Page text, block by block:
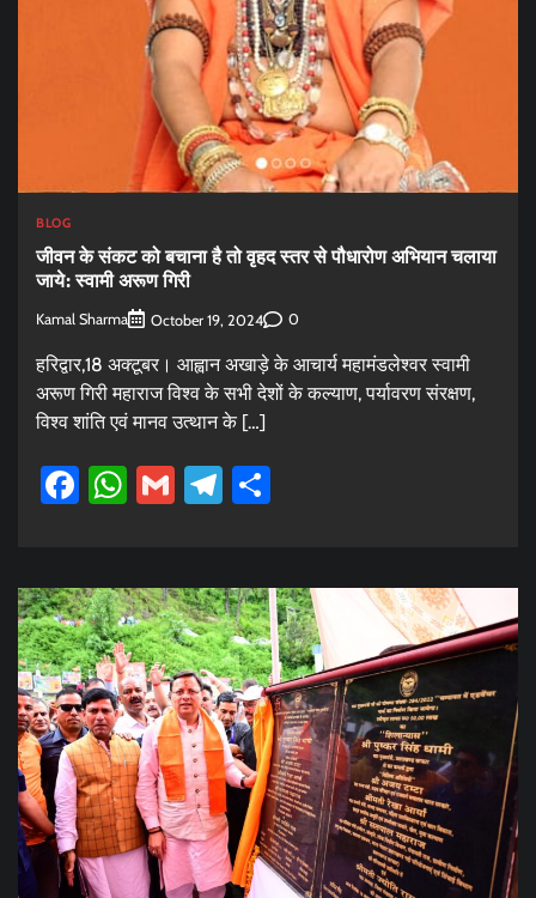
BLOG
जीवन के संकट को बचाना है तो वृहद स्तर से पौधारोण अभियान चलाया
जाये: स्वामी अरूण गिरी
Kamal Sharma October 19, 2024 0
हरिद्वार,18 अक्टूबर। आह्वान अखाड़े के आचार्य महामंडलेश्वर स्वामी
अरूण गिरी महाराज विश्व के सभी देशों के कल्याण, पर्यावरण संरक्षण,
विश्व शांति एवं मानव उत्थान के […]
Facebook
WhatsApp
GmailTelegram